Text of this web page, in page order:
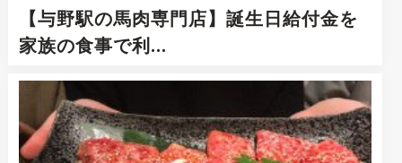
【与野駅の馬肉専門店】誕生日給付金を
家族の食事で利…